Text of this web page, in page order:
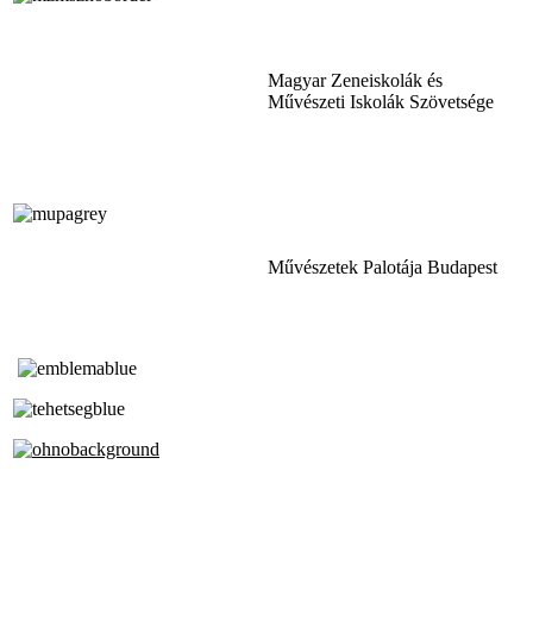
Magyar Zeneiskolák és
Művészeti Iskolák Szövetsége
Művészetek Palotája Budapest